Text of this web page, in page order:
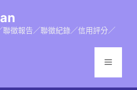
徵報告／聯徵紀錄／信用評分／
選